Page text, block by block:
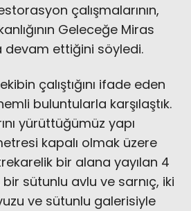
çalışmalarının,
Geleceğe Miras
devam ettiğini söyledi.
çalıştığını ifade eden
buluntularla karşılaştık.
yürüttüğümüz yapı
kapalı olmak üzere
bir alana yayılan 4
sütunlu avlu ve sarnıç, iki
ve sütunlu galerisiyle